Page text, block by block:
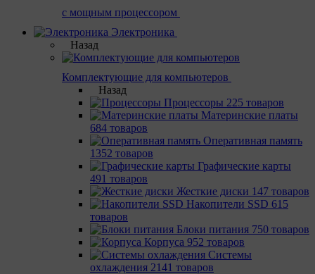
с мощным процессором
Электроника
Назад
Комплектующие для компьютеров
Назад
Процессоры 225 товаров
Материнcкие платы
684 товаров
Оперативная память
1352 товаров
Графические карты
491 товаров
Жесткие диски 147 товаров
Накопители SSD 615
товаров
Блоки питания 750 товаров
Корпуса 952 товаров
Системы
охлаждения 2141 товаров